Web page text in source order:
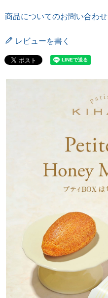
商品についてのお問い合わせ
レビューを書く